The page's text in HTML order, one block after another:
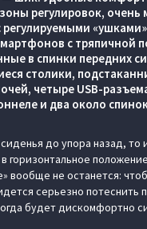
регулировок, очень
регулируемыми
с тряпичной
в спинки передних
столики,
четыре USB-
и два около
до упора назад, то
горизонтальное
вообще не останется:
серьезно потеснить
будет дискомфортно